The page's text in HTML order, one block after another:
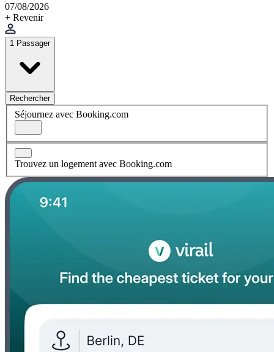
07/08/2026
+ Revenir
1 Passager
Rechercher
Séjournez avec Booking.com
Trouvez un logement avec Booking.com